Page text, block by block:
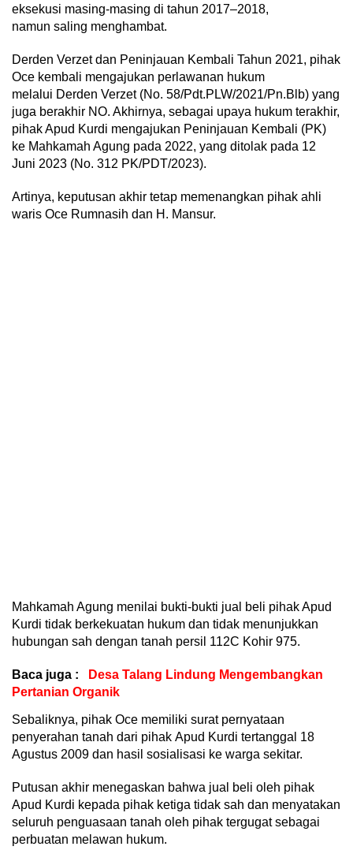
eksekusi masing-masing di tahun 2017–2018,
namun saling menghambat.
Derden Verzet dan Peninjauan Kembali Tahun 2021, pihak
Oce kembali mengajukan perlawanan hukum
melalui Derden Verzet (No. 58/Pdt.PLW/2021/Pn.Blb) yang
juga berakhir NO. Akhirnya, sebagai upaya hukum terakhir,
pihak Apud Kurdi mengajukan Peninjauan Kembali (PK)
ke Mahkamah Agung pada 2022, yang ditolak pada 12
Juni 2023 (No. 312 PK/PDT/2023).
Artinya, keputusan akhir tetap memenangkan pihak ahli
waris Oce Rumnasih dan H. Mansur.
Mahkamah Agung menilai bukti-bukti jual beli pihak Apud
Kurdi tidak berkekuatan hukum dan tidak menunjukkan
hubungan sah dengan tanah persil 112C Kohir 975.
Baca juga :
Desa Talang Lindung Mengembangkan
Pertanian Organik
Sebaliknya, pihak Oce memiliki surat pernyataan
penyerahan tanah dari pihak Apud Kurdi tertanggal 18
Agustus 2009 dan hasil sosialisasi ke warga sekitar.
Putusan akhir menegaskan bahwa jual beli oleh pihak
Apud Kurdi kepada pihak ketiga tidak sah dan menyatakan
seluruh penguasaan tanah oleh pihak tergugat sebagai
perbuatan melawan hukum.